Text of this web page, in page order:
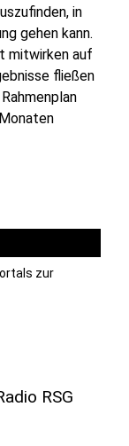
in
gehen kann.
mitwirken auf
fließen
zur
RSG